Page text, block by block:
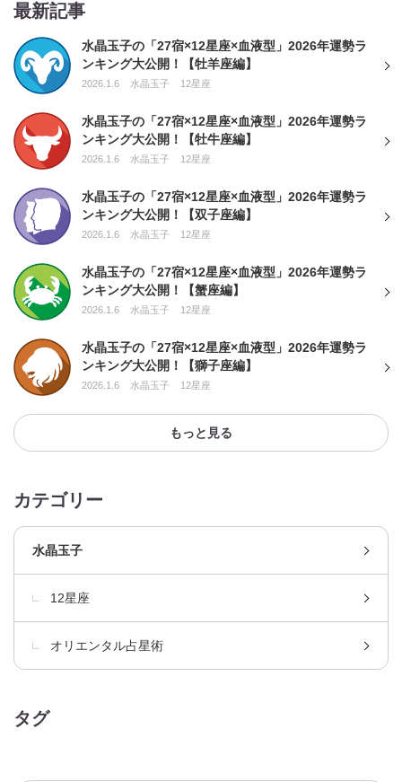
最新記事
水晶玉子の「27宿×12星座×血液型」2026年運勢ラ
ンキング大公開！【牡羊座編】
2026.1.6 水晶玉子 12星座
水晶玉子の「27宿×12星座×血液型」2026年運勢ラ
ンキング大公開！【牡牛座編】
2026.1.6 水晶玉子 12星座
水晶玉子の「27宿×12星座×血液型」2026年運勢ラ
ンキング大公開！【双子座編】
2026.1.6 水晶玉子 12星座
水晶玉子の「27宿×12星座×血液型」2026年運勢ラ
ンキング大公開！【蟹座編】
2026.1.6 水晶玉子 12星座
水晶玉子の「27宿×12星座×血液型」2026年運勢ラ
ンキング大公開！【獅子座編】
2026.1.6 水晶玉子 12星座
もっと見る
カテゴリー
水晶玉子
12星座
オリエンタル占星術
タグ